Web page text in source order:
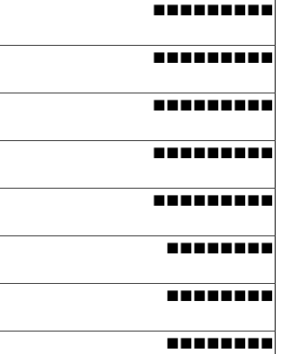
■■■■■■■■■
■■■■■■■■■
■■■■■■■■■
■■■■■■■■■
■■■■■■■■■
■■■■■■■■
■■■■■■■■
■■■■■■■■